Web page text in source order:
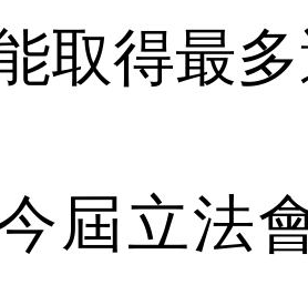
取得最
立法會